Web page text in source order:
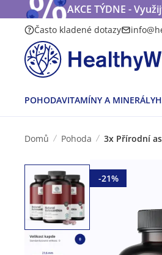
AKCE TÝDNE -
Často kladené dotazy
POHODAVITAMÍNY A MINERÁLY
Domů Pohoda 3x Přírodní
-21%